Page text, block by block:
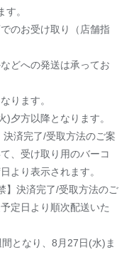
。
のお受け取り（店舗指
どへの発送は承ってお
ります。
夕方以降となります。
済完了/受取方法のご案
、受け取り用のバーコ
より表示されます。
】決済完了/受取方法のご
定日より順次配送いた
となり、8月27日(水)ま